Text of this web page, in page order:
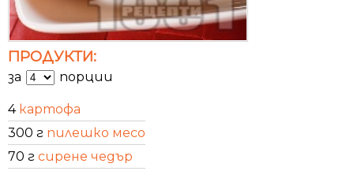
ПРОДУКТИ:
за порции
4 картофа
300 г пилешко месо
70 г сирене чедър